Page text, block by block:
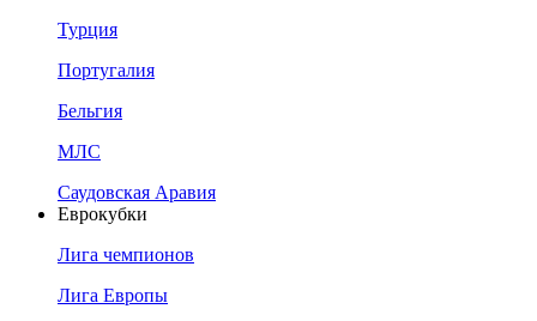
Турция
Португалия
Бельгия
МЛС
Саудовская Аравия
Еврокубки
Лига чемпионов
Лига Европы